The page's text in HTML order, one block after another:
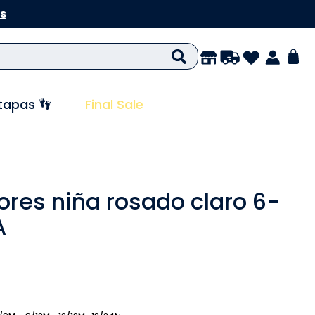
👣 Final Sale
niña rosado claro 6-